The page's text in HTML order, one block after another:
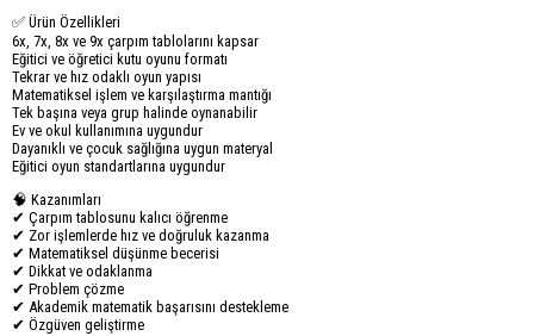
✅ Ürün Özellikleri
6x, 7x, 8x ve 9x çarpım tablolarını kapsar
Eğitici ve öğretici kutu oyunu formatı
Tekrar ve hız odaklı oyun yapısı
Matematiksel işlem ve karşılaştırma mantığı
Tek başına veya grup halinde oynanabilir
Ev ve okul kullanımına uygundur
Dayanıklı ve çocuk sağlığına uygun materyal
Eğitici oyun standartlarına uygundur
🧠 Kazanımları
✔ Çarpım tablosunu kalıcı öğrenme
✔ Zor işlemlerde hız ve doğruluk kazanma
✔ Matematiksel düşünme becerisi
✔ Dikkat ve odaklanma
✔ Problem çözme
✔ Akademik matematik başarısını destekleme
✔ Özgüven geliştirme